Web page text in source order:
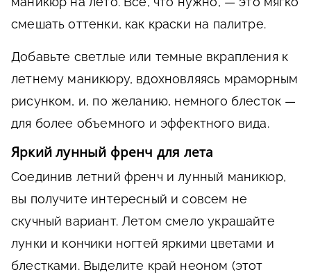
смешать оттенки, как краски на палитре.
Добавьте светлые или темные вкрапления к
летнему маникюру, вдохновляясь мраморным
рисунком, и, по желанию, немного блесток —
для более объемного и эффектного вида.
Яркий лунный френч для лета
Соединив летний френч и лунный маникюр,
вы получите интересный и совсем не
скучный вариант. Летом смело украшайте
лунки и кончики ногтей яркими цветами и
блестками. Выделите край неоном (этот